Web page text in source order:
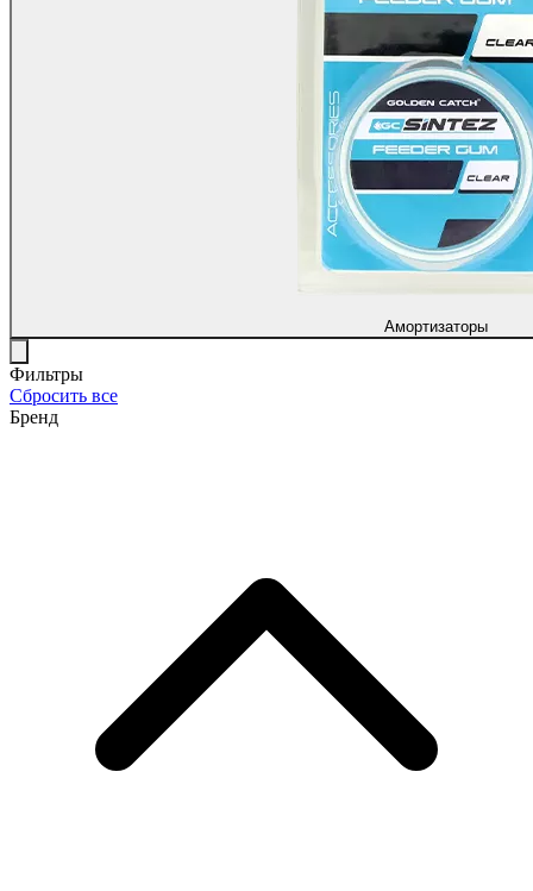
Амортизаторы
Фильтры
Сбросить все
Бренд